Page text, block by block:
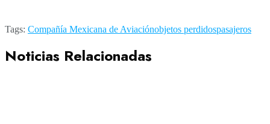
Tags: Compañía Mexicana de Aviaciónobjetos perdidospasajeros
Noticias Relacionadas